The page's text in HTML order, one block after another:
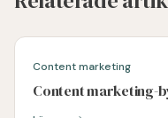
Content marketing
Content marketing-